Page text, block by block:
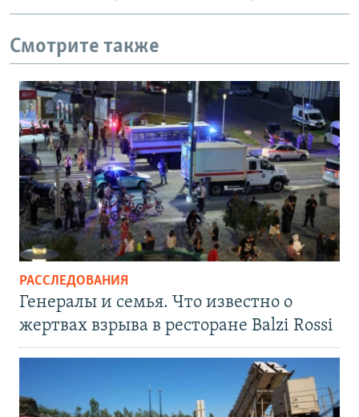
Смотрите также
РАССЛЕДОВАНИЯ
Генералы и семья. Что известно о
жертвах взрыва в ресторане Balzi Rossi